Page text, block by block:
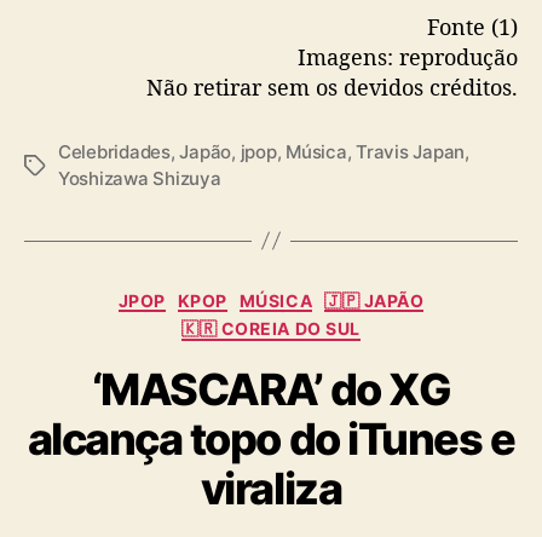
m
a
e
ú
e
Fonte (1)
Imagens: reprodução
Não retirar sem os devidos créditos.
T
s
Celebridades,Japão, jpop, Música,Travis Japan,
Yoshizawa Shizuya
C
a
t
e
g
o
r
i
a
JPOP KPOP MÚSICA 🇯🇵 JAPÃO
🇰🇷 COREIA DO SUL
‘MASCARA’ do XG
alcança topo do iTunes e
viraliza